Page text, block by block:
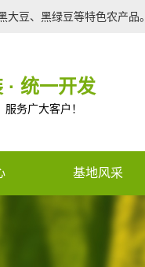
豆、黑绿豆等特色农产品。
· 统一开发
务广大客户！
基地风采